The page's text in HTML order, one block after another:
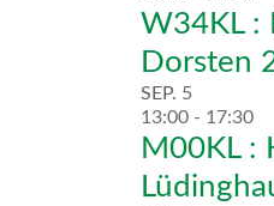
W34KL :
Dorsten
SEP. 5
13:00 - 17:30
M00KL :